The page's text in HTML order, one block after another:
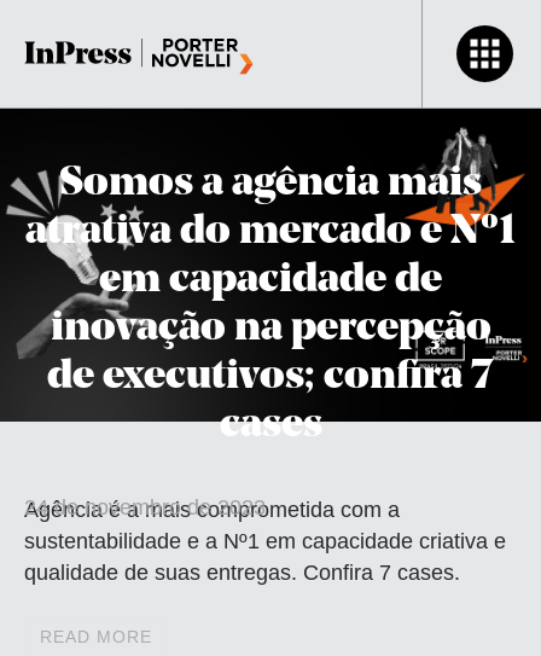
24 de novembro de 2023
Somos a agência mais
atrativa do mercado e Nº1
em capacidade de
inovação na percepção
de executivos; confira 7
cases
Agência é a mais comprometida com a
sustentabilidade e a Nº1 em capacidade criativa e
qualidade de suas entregas. Confira 7 cases.
READ MORE